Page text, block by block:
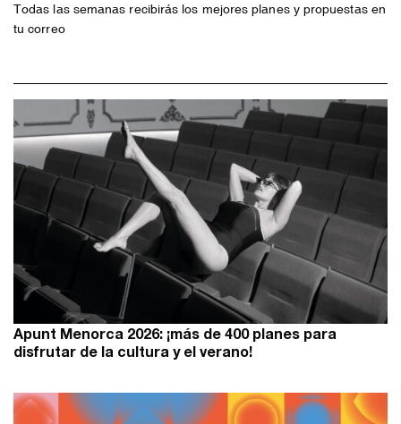
Todas las semanas recibirás los mejores planes y propuestas en
tu correo
Apunt Menorca 2026: ¡más de 400 planes para
disfrutar de la cultura y el verano!